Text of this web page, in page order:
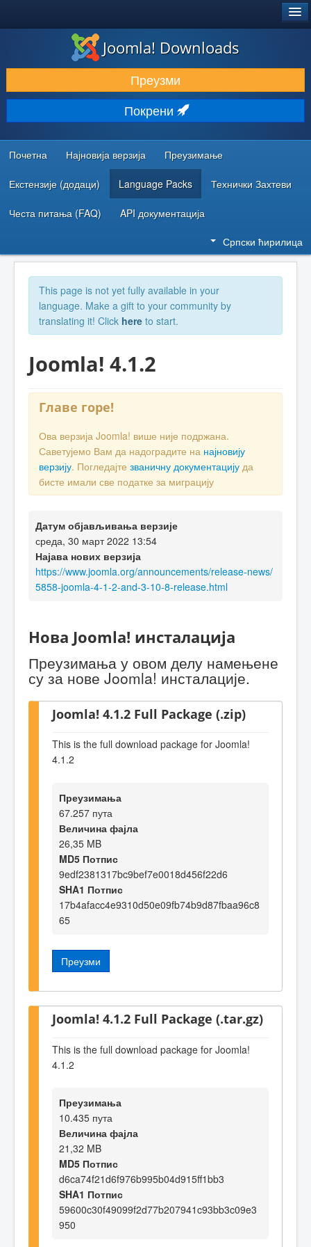
ПРЕУЗИМАЊЕ И ПРОШИРЕЊА (ЕКСТЕНЗИЈЕ)
ОТКРИЈТЕ И НАУЧИТЕ
ЗАЈЕДНИЦА И ПОДРШКА
РЕСУРСИ ЗА РАЗВОЈ
Joomla! Downloads
Преузми
Покрени
Почетна Најновија верзија Преузимање
Екстензије (додаци) Language Packs Технички Захтеви
Честа питања (FAQ) API документација
Српски ћирилица
This page is not yet fully available in your
language. Make a gift to your community by
translating it! Click here to start.
Joomla! 4.1.2
Главе горе!
Ова верзија Joomla! више није подржана.
Саветујемо Вам да надоградите на најновију
верзију. Погледајте званичну документацију да
бисте имали све податке за миграцију
Датум објављивања верзије
среда, 30 март 2022 13:54
Најава нових верзија
https://www.joomla.org/announcements/release-news/
5858-joomla-4-1-2-and-3-10-8-release.html
Нова Joomla! инсталација
Преузимања у овом делу намењене
су за нове Joomla! инсталације.
Joomla! 4.1.2 Full Package (.zip)
This is the full download package for Joomla!
4.1.2
Преузимања
67.257 пута
Величина фајла
26,35 MB
MD5 Потпис
9edf2381317bc9bef7e0018d456f22d6
SHA1 Потпис
17b4afacc4e9310d50e09fb74b9d87fbaa96c8
65
Преузми
Joomla! 4.1.2 Full Package (.tar.gz)
This is the full download package for Joomla!
4.1.2
Преузимања
10.435 пута
Величина фајла
21,32 MB
MD5 Потпис
d6ca74f21d6f976b995b04d915ff1bb3
SHA1 Потпис
59600c30f49099f2d77b207941c93bb3c09e3
950